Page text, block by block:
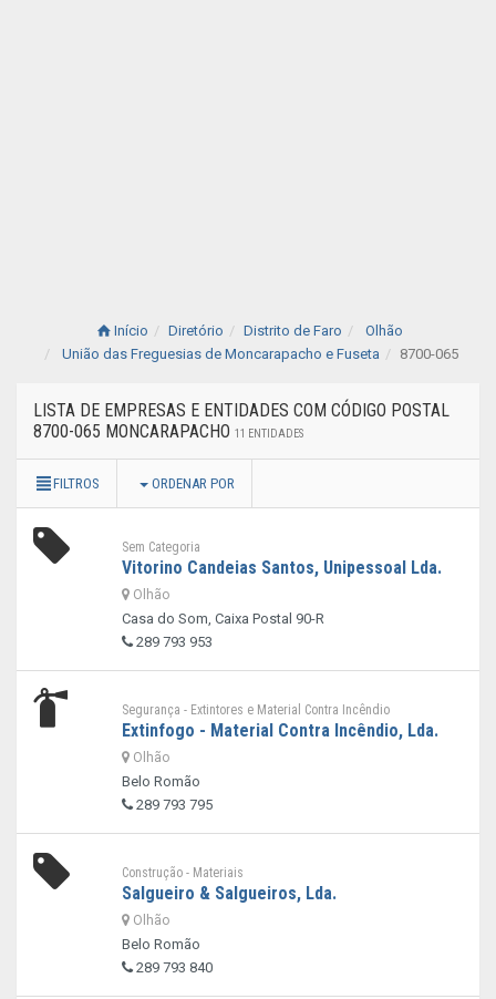
Início Diretório Distrito de Faro
Olhão
União das Freguesias de Moncarapacho e Fuseta
8700-065
LISTA DE EMPRESAS E ENTIDADES COM CÓDIGO POSTAL
8700-065 MONCARAPACHO 11 ENTIDADES
FILTROS ORDENAR POR
Sem Categoria
Vitorino Candeias Santos, Unipessoal Lda.
Olhão
Casa do Som, Caixa Postal 90-R
289 793 953
Segurança - Extintores e Material Contra Incêndio
Extinfogo - Material Contra Incêndio, Lda.
Olhão
Belo Romão
289 793 795
Construção - Materiais
Salgueiro & Salgueiros, Lda.
Olhão
Belo Romão
289 793 840